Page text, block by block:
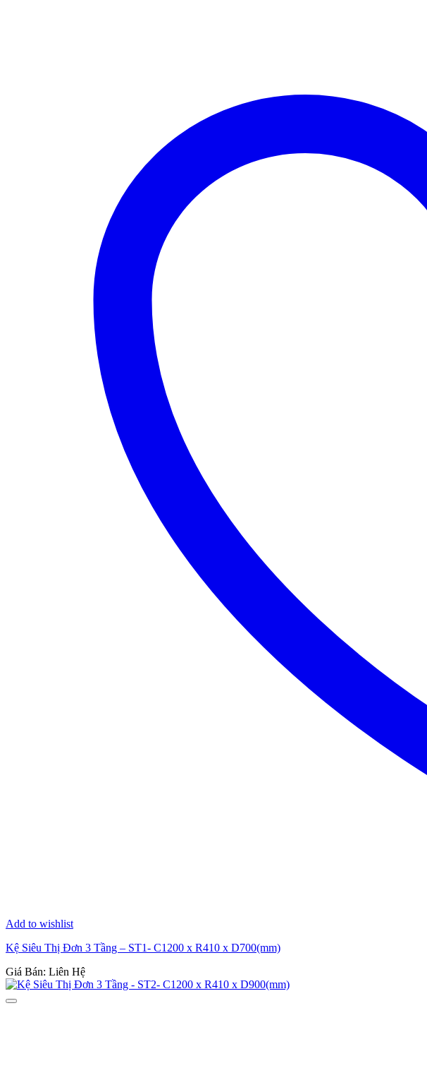
Add to wishlist
Kệ Siêu Thị Đơn 3 Tầng – ST1- C1200 x R410 x D700(mm)
Giá Bán: Liên Hệ